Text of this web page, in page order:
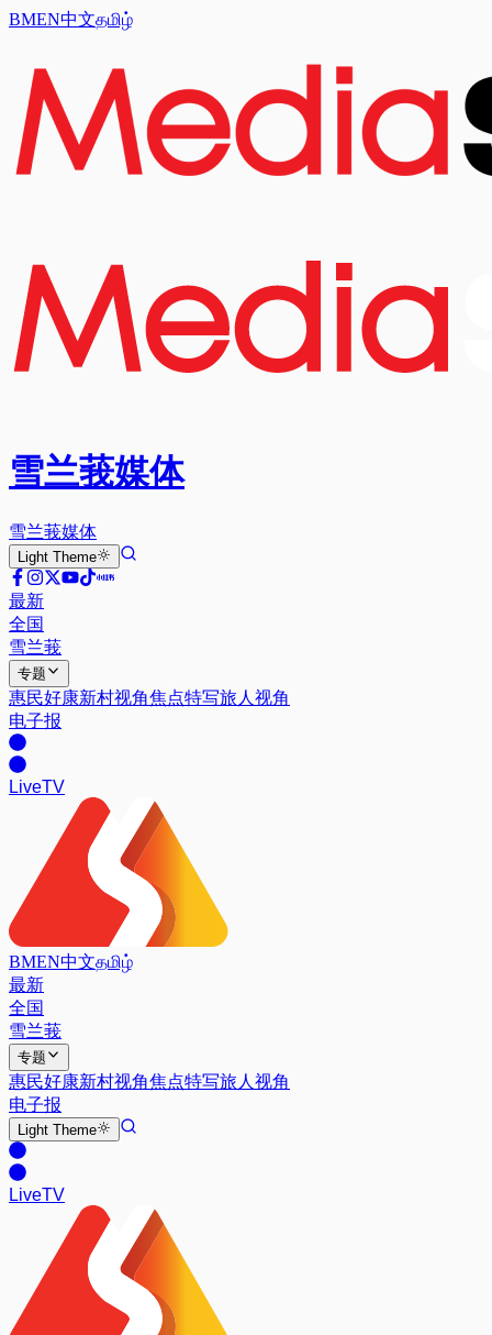
BMEN中文தமிழ்
雪兰莪媒体
雪兰莪媒体
Light Theme
最新
全国
雪兰莪
专题
惠民好康新村视角焦点特写旅人视角
电子报
LiveTV
BMEN中文தமிழ்
最新
全国
雪兰莪
专题
惠民好康新村视角焦点特写旅人视角
电子报
Light Theme
LiveTV